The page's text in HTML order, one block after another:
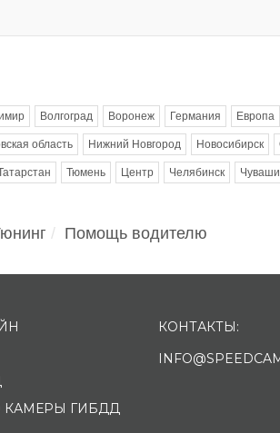
Волгоград Воронеж Германия Европа
область Нижний Новгород Новосибирск
Тюмень Центр Челябинск
Помощь водителю
КАМЕРЫ ГИБДД
КОНТАКТЫ: